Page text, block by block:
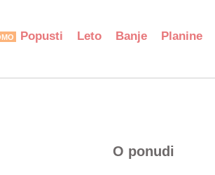
Popusti Leto Banje Planine
O ponudi